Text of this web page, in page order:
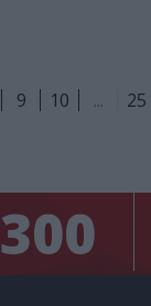
9 10 ... 25
300